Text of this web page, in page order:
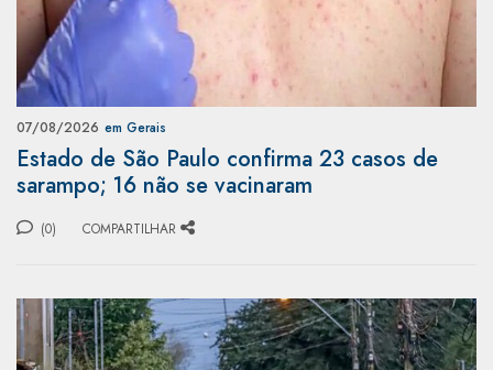
07/08/2026 em Gerais
Estado de São Paulo confirma 23 casos de
sarampo; 16 não se vacinaram
(0) COMPARTILHAR